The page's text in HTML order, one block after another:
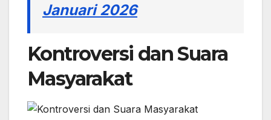
Januari 2026
Kontroversi dan Suara
Masyarakat